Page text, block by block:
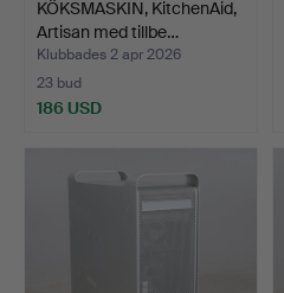
KÖKSMASKIN, KitchenAid,
Artisan med tillbe…
Klubbades 2 apr 2026
23 bud
186 USD